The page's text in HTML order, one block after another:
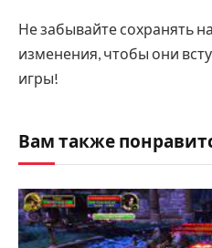
Не забывайте сохранять
изменения, чтобы они
игры!
Вам также